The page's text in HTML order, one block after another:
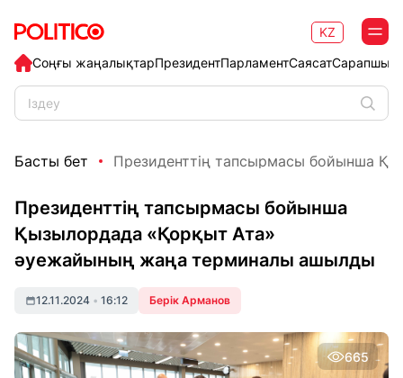
Соңғы жаңалықтарПрезидентПарламентСаясат
KZ
Басты бет Президенттің тапсырмасы бойынша
Президенттің тапсырмасы бойынша
Қызылордада «Қорқыт Ата»
әуежайының жаңа терминалы ашылды
12.11.2024 • 16:12 Берік Арманов
665